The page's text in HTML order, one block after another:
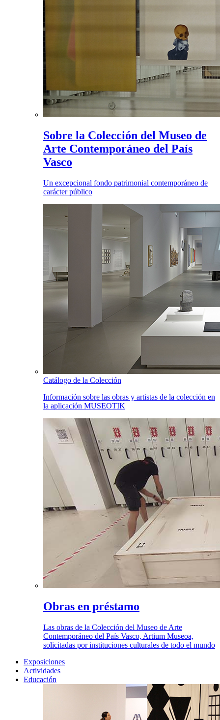
Sobre la Colección del Museo de
Arte Contemporáneo del País
Vasco
Un excepcional fondo patrimonial contemporáneo de
carácter público
Catálogo de la Colección
Información sobre las obras y artistas de la colección en
la aplicación MUSEOTIK
Obras en préstamo
Las obras de la Colección del Museo de Arte
Contemporáneo del País Vasco, Artium Museoa,
solicitadas por instituciones culturales de todo el mundo
Exposiciones
Actividades
Educación